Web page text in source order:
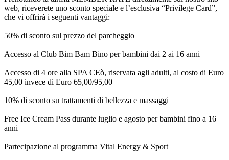
web, riceverete uno sconto speciale e l’esclusiva “Privilege Card”,
che vi offrirà i seguenti vantaggi:
50% di sconto sul prezzo del parcheggio
Accesso al Club Bim Bam Bino per bambini dai 2 ai 16 anni
Accesso di 4 ore alla SPA CEò, riservata agli adulti, al costo di Euro
45,00 invece di Euro 65,00/95,00
10% di sconto su trattamenti di bellezza e massaggi
Free Ice Cream Pass durante luglio e agosto per bambini fino a 16
anni
Partecipazione al programma Vital Energy & Sport